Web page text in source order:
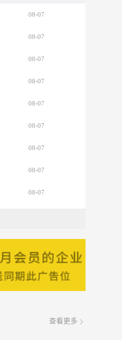
08-07
08-07
08-07
08-07
08-07
08-07
08-07
08-07
08-07
08-07
08-07
查看更多